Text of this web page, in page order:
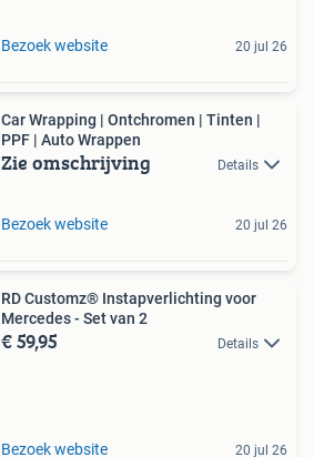
Bezoek website 20 jul 26
Car Wrapping | Ontchromen | Tinten |
PPF | Auto Wrappen
Zie omschrijving Details
Bezoek website 20 jul 26
RD Customz® Instapverlichting voor
Mercedes - Set van 2
€ 59,95 Details
Bezoek website 20 jul 26